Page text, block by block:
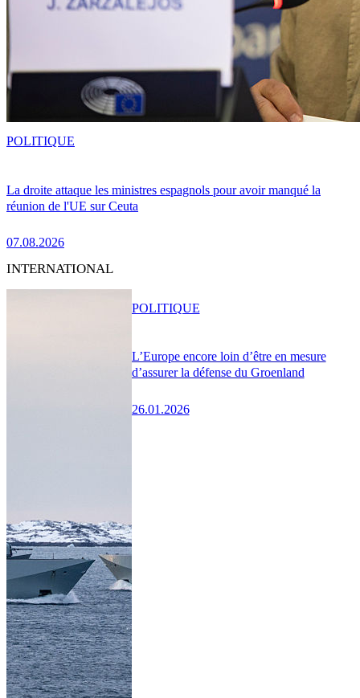
La droite attaque les ministres espagnols pour avoir manqué la
réunion de l'UE sur Ceuta
07.08.2026
POLITIQUE
INTERNATIONAL
L’Europe encore loin d’être en mesure
d’assurer la défense du Groenland
26.01.2026
POLITIQUE